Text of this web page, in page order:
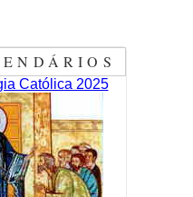
Católica 2025